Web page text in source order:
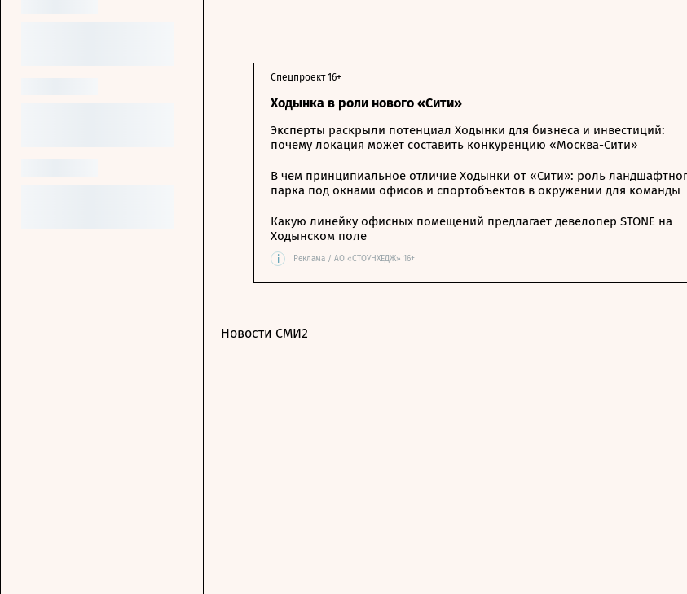
Ходынка в роли нового «Сити»
Спецпроект 16+
Эксперты раскрыли потенциал Ходынки для бизнеса и инвестиций:
почему локация может составить конкуренцию «Москва-Сити»
В чем принципиальное отличие Ходынки от «Сити»: роль
парка под окнами офисов и спортобъектов в окружении для команды
Какую линейку офисных помещений предлагает девелопер STONE на
Ходынском поле
i Реклама / АО «СТОУНХЕДЖ» 16+
Новости СМИ2